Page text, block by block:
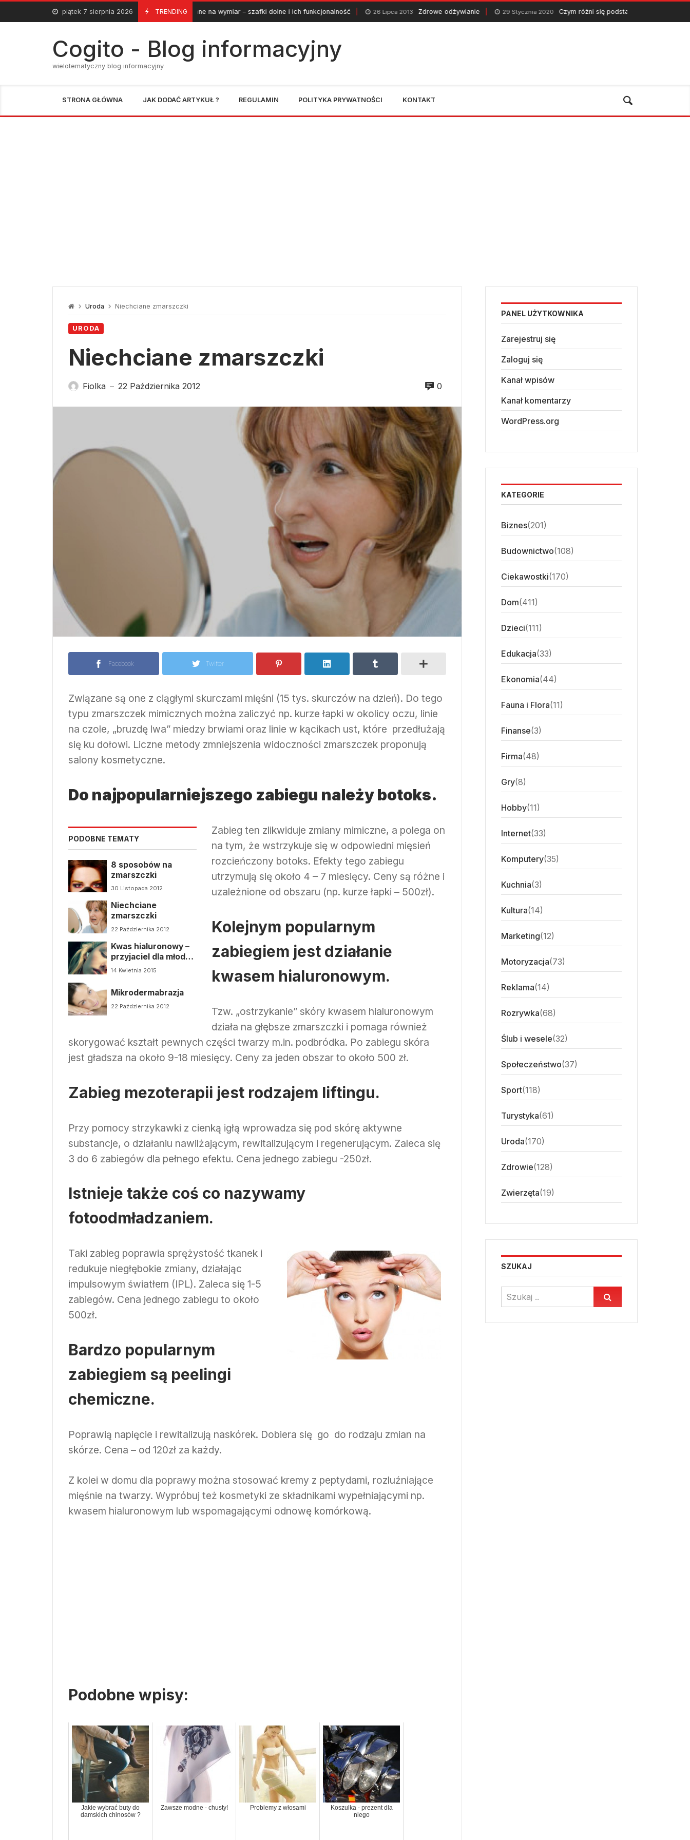
Skip
content
piątek 7 sierpnia 2026 TRENDING
28 Maja 2020 Meble kuchenne na wymiar – szafki dolne i ich funkcjonalność 26 Lipca 2013 Zdrowe odżywianie 29 Stycznia 2020 Czym różni się podstawowa pielęgnacja boisk
Cogito - Blog informacyjny
wielotematyczny blog informacyjny
STRONA GŁÓWNA JAK DODAĆ ARTYKUŁ ? REGULAMIN POLITYKA PRYWATNOŚCI KONTAKT
Uroda Niechciane zmarszczki
URODA
Niechciane zmarszczki
Fiolka — 22 Października 2012 0
Facebook Twitter
Związane są one z ciągłymi skurczami mięśni (15 tys. skurczów na dzień). Do tego
typu zmarszczek mimicznych można zaliczyć np. kurze łapki w okolicy oczu, linie
na czole, „bruzdę lwa” miedzy brwiami oraz linie w kącikach ust, które przedłużają
się ku dołowi. Liczne metody zmniejszenia widoczności zmarszczek proponują
salony kosmetyczne.
Do najpopularniejszego zabiegu należy botoks.
PODOBNE TEMATY
8 sposobów na
zmarszczki
30 Listopada 2012
Niechciane
zmarszczki
22 Października 2012
Kwas hialuronowy –
przyjaciel dla młodo
wyglądającej skóry
14 Kwietnia 2015
Mikrodermabrazja
22 Października 2012
Zabieg ten zlikwiduje zmiany mimiczne, a polega on
na tym, że wstrzykuje się w odpowiedni mięsień
rozcieńczony botoks. Efekty tego zabiegu
utrzymują się około 4 – 7 miesięcy. Ceny są różne i
uzależnione od obszaru (np. kurze łapki – 500zł).
Kolejnym popularnym
zabiegiem jest działanie
kwasem hialuronowym.
Tzw. „ostrzykanie” skóry kwasem hialuronowym
działa na głębsze zmarszczki i pomaga również
skorygować kształt pewnych części twarzy m.in. podbródka. Po zabiegu skóra
jest gładsza na około 9-18 miesięcy. Ceny za jeden obszar to około 500 zł.
Zabieg mezoterapii jest rodzajem liftingu.
Przy pomocy strzykawki z cienką igłą wprowadza się pod skórę aktywne
substancje, o działaniu nawilżającym, rewitalizującym i regenerującym. Zaleca się
3 do 6 zabiegów dla pełnego efektu. Cena jednego zabiegu -250zł.
Istnieje także coś co nazywamy
fotoodmładzaniem.
Taki zabieg poprawia sprężystość tkanek i
redukuje niegłębokie zmiany, działając
impulsowym światłem (IPL). Zaleca się 1-5
zabiegów. Cena jednego zabiegu to około
500zł.
Bardzo popularnym
zabiegiem są peelingi
chemiczne.
Poprawią napięcie i rewitalizują naskórek. Dobiera się go do rodzaju zmian na
skórze. Cena – od 120zł za każdy.
Z kolei w domu dla poprawy można stosować kremy z peptydami, rozluźniające
mięśnie na twarzy. Wypróbuj też kosmetyki ze składnikami wypełniającymi np.
kwasem hialuronowym lub wspomagającymi odnowę komórkową.
Podobne wpisy:
Jakie wybrać buty do
damskich chinosów ?
Zawsze modne - chusty! Problemy z włosami
Koszulka - prezent dla
niego
PANEL UŻYTKOWNIKA
Zarejestruj się
Zaloguj się
Kanał wpisów
Kanał komentarzy
WordPress.org
KATEGORIE
Biznes(201)
Budownictwo(108)
Ciekawostki(170)
Dom(411)
Dzieci(111)
Edukacja(33)
Ekonomia(44)
Fauna i Flora(11)
Finanse(3)
Firma(48)
Gry(8)
Hobby(11)
Internet(33)
Komputery(35)
Kuchnia(3)
Kultura(14)
Marketing(12)
Motoryzacja(73)
Reklama(14)
Rozrywka(68)
Ślub i wesele(32)
Społeczeństwo(37)
Sport(118)
Turystyka(61)
Uroda(170)
Zdrowie(128)
Zwierzęta(19)
SZUKAJ